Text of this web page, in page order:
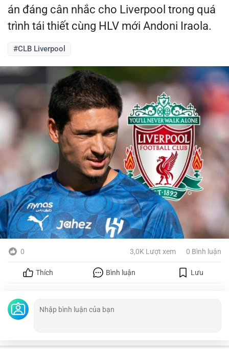
án đáng cân nhắc cho Liverpool trong quá
trình tái thiết cùng HLV mới Andoni Iraola.
#CLB Liverpool
0 3,0K Lượt xem 0 Bình luận
Thích Bình luận Lưu